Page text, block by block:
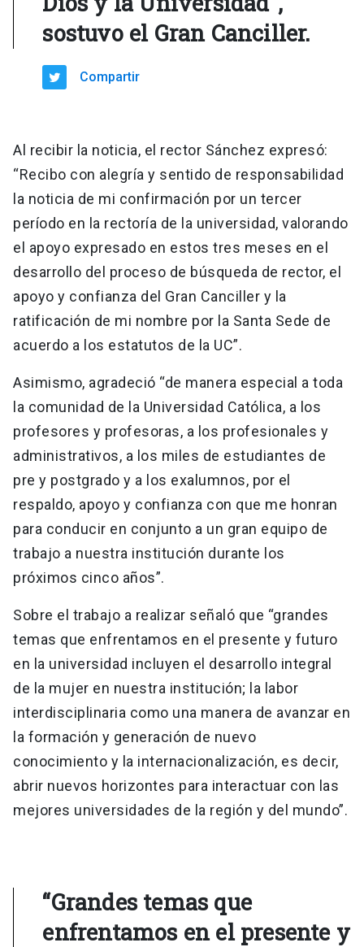
sostuvo el Gran Canciller.
Compartir
Al recibir la noticia, el rector Sánchez expresó:
“Recibo con alegría y sentido de responsabilidad
la noticia de mi confirmación por un tercer
período en la rectoría de la universidad, valorando
el apoyo expresado en estos tres meses en el
desarrollo del proceso de búsqueda de rector, el
apoyo y confianza del Gran Canciller y la
ratificación de mi nombre por la Santa Sede de
acuerdo a los estatutos de la UC”.
Asimismo, agradeció “de manera especial a toda
la comunidad de la Universidad Católica, a los
profesores y profesoras, a los profesionales y
administrativos, a los miles de estudiantes de
pre y postgrado y a los exalumnos, por el
respaldo, apoyo y confianza con que me honran
para conducir en conjunto a un gran equipo de
trabajo a nuestra institución durante los
próximos cinco años”.
Sobre el trabajo a realizar señaló que “grandes
temas que enfrentamos en el presente y futuro
en la universidad incluyen el desarrollo integral
de la mujer en nuestra institución; la labor
interdisciplinaria como una manera de avanzar en
la formación y generación de nuevo
conocimiento y la internacionalización, es decir,
abrir nuevos horizontes para interactuar con las
mejores universidades de la región y del mundo”.
“Grandes temas que
enfrentamos en el presente y